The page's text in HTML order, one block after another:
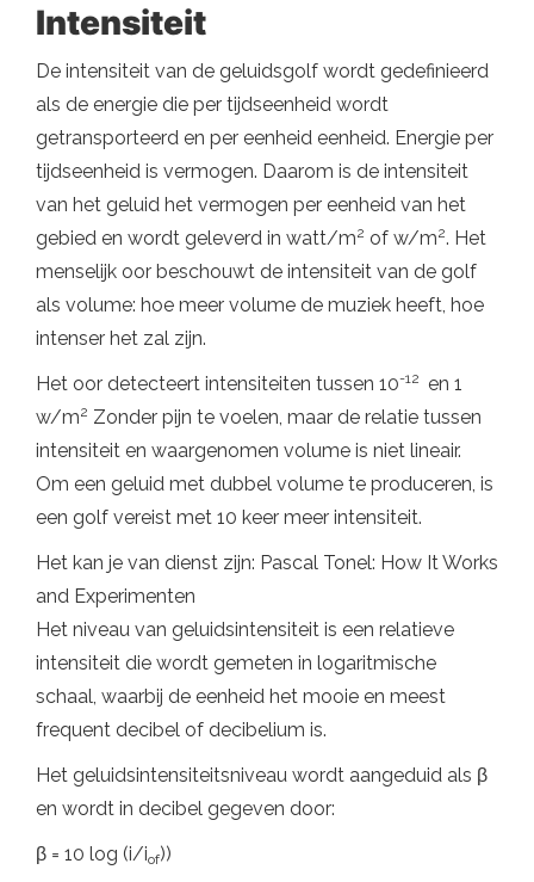
Intensiteit
De intensiteit van de geluidsgolf wordt gedefinieerd
als de energie die per tijdseenheid wordt
getransporteerd en per eenheid eenheid. Energie per
tijdseenheid is vermogen. Daarom is de intensiteit
van het geluid het vermogen per eenheid van het
gebied en wordt geleverd in watt/m2 of w/m2. Het
menselijk oor beschouwt de intensiteit van de golf
als volume: hoe meer volume de muziek heeft, hoe
intenser het zal zijn.
Het oor detecteert intensiteiten tussen 10-12 en 1
w/m2 Zonder pijn te voelen, maar de relatie tussen
intensiteit en waargenomen volume is niet lineair.
Om een ​​geluid met dubbel volume te produceren, is
een golf vereist met 10 keer meer intensiteit.
Het kan je van dienst zijn: Pascal Tonel: How It Works
and Experimenten
Het niveau van geluidsintensiteit is een relatieve
intensiteit die wordt gemeten in logaritmische
schaal, waarbij de eenheid het mooie en meest
frequent decibel of decibelium is.
Het geluidsintensiteitsniveau wordt aangeduid als β
en wordt in decibel gegeven door:
β = 10 log (i/iof))